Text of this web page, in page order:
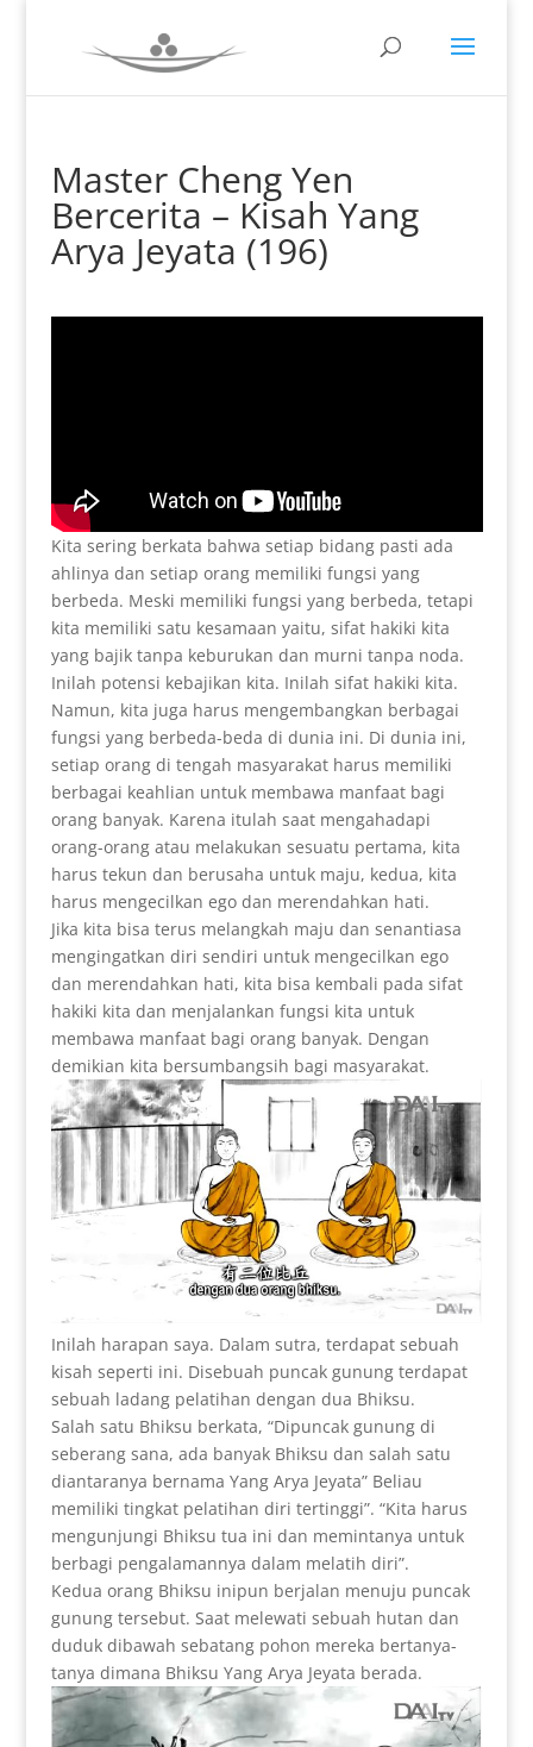
Master Cheng Yen
Bercerita – Kisah Yang
Arya Jeyata (196)
Kita sering berkata bahwa setiap bidang pasti ada
ahlinya dan setiap orang memiliki fungsi yang
berbeda. Meski memiliki fungsi yang berbeda, tetapi
kita memiliki satu kesamaan yaitu, sifat hakiki kita
yang bajik tanpa keburukan dan murni tanpa noda.
Inilah potensi kebajikan kita. Inilah sifat hakiki kita.
Namun, kita juga harus mengembangkan berbagai
fungsi yang berbeda-beda di dunia ini. Di dunia ini,
setiap orang di tengah masyarakat harus memiliki
berbagai keahlian untuk membawa manfaat bagi
orang banyak. Karena itulah saat mengahadapi
orang-orang atau melakukan sesuatu pertama, kita
harus tekun dan berusaha untuk maju, kedua, kita
harus mengecilkan ego dan merendahkan hati.
Jika kita bisa terus melangkah maju dan senantiasa
mengingatkan diri sendiri untuk mengecilkan ego
dan merendahkan hati, kita bisa kembali pada sifat
hakiki kita dan menjalankan fungsi kita untuk
membawa manfaat bagi orang banyak. Dengan
demikian kita bersumbangsih bagi masyarakat.
Inilah harapan saya. Dalam sutra, terdapat sebuah
kisah seperti ini. Disebuah puncak gunung terdapat
sebuah ladang pelatihan dengan dua Bhiksu.
Salah satu Bhiksu berkata, “Dipuncak gunung di
seberang sana, ada banyak Bhiksu dan salah satu
diantaranya bernama Yang Arya Jeyata” Beliau
memiliki tingkat pelatihan diri tertinggi”. “Kita harus
mengunjungi Bhiksu tua ini dan memintanya untuk
berbagi pengalamannya dalam melatih diri”.
Kedua orang Bhiksu inipun berjalan menuju puncak
gunung tersebut. Saat melewati sebuah hutan dan
duduk dibawah sebatang pohon mereka bertanya-
tanya dimana Bhiksu Yang Arya Jeyata berada.